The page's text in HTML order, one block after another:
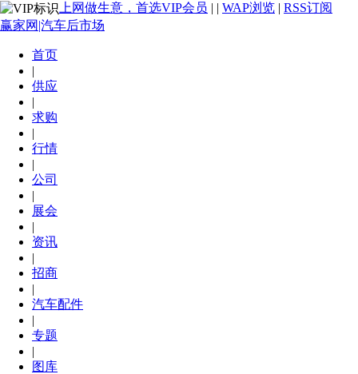
上网做生意，首选VIP会员 | | WAP浏览 | RSS订阅
赢家网|汽车后市场
首页
|
供应
|
求购
|
行情
|
公司
|
展会
|
资讯
|
招商
|
汽车配件
|
专题
|
图库